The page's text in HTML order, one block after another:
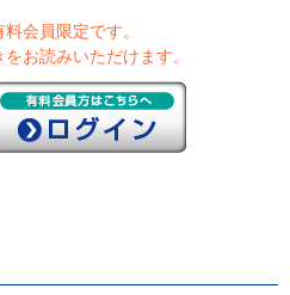
会員限定です。
お読みいただけます。